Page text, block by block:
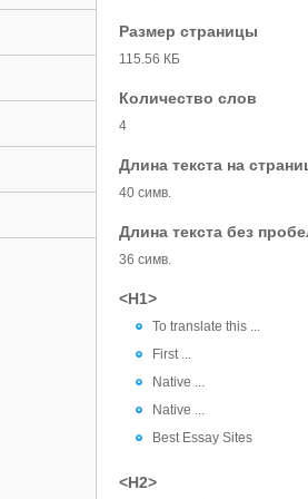
Размер страницы
115.56 КБ
Количество слов
4
Длина текста на
40 симв.
Длина текста без
36 симв.
<H1>
To translate this ...
First ...
Native ...
Native ...
Best Essay Sites
<H2>